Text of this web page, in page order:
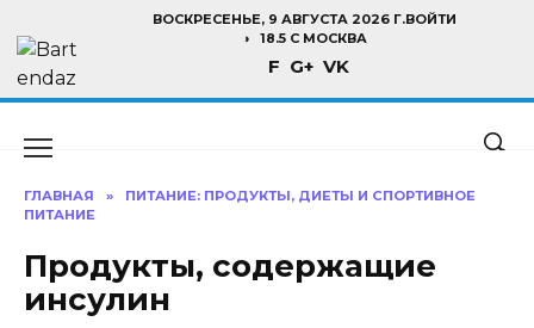
содержанию
ВОСКРЕСЕНЬЕ, 9 АВГУСТА 2026 Г.ВОЙТИ
18.5 C МОСКВА
F G+ VK
ГЛАВНАЯ »
ПИТАНИЕ: ПРОДУКТЫ, ДИЕТЫ И СПОРТИВНОЕ
ПИТАНИЕ
Продукты, содержащие
инсулин